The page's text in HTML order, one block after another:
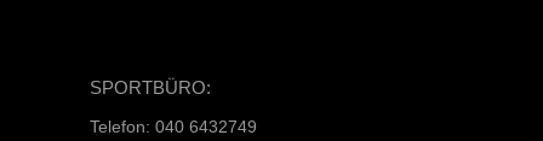
SPORTBÜRO:
Telefon: 040 6432749